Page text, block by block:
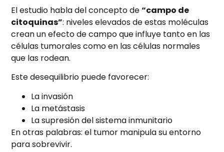
El estudio habla del concepto de“campo de
citoquinas”: niveles elevados de estas moléculas
crean un efecto de campo que influye tanto en las
células tumorales como en las células normales
que las rodean.
Este desequilibrio puede favorecer:
La invasión
La metástasis
La supresión del sistema inmunitario
En otras palabras: el tumor manipula su entorno
para sobrevivir.